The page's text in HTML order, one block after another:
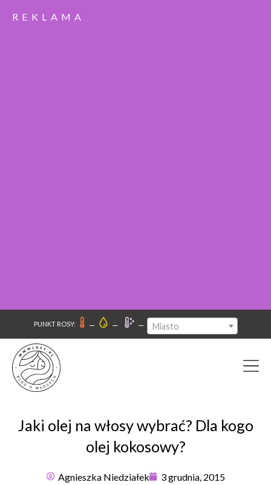
REKLAMA
PUNKT ROSY: – – – Miasto
Jaki olej na włosy wybrać? Dla kogo
olej kokosowy?
Agnieszka Niedziałek 3 grudnia, 2015